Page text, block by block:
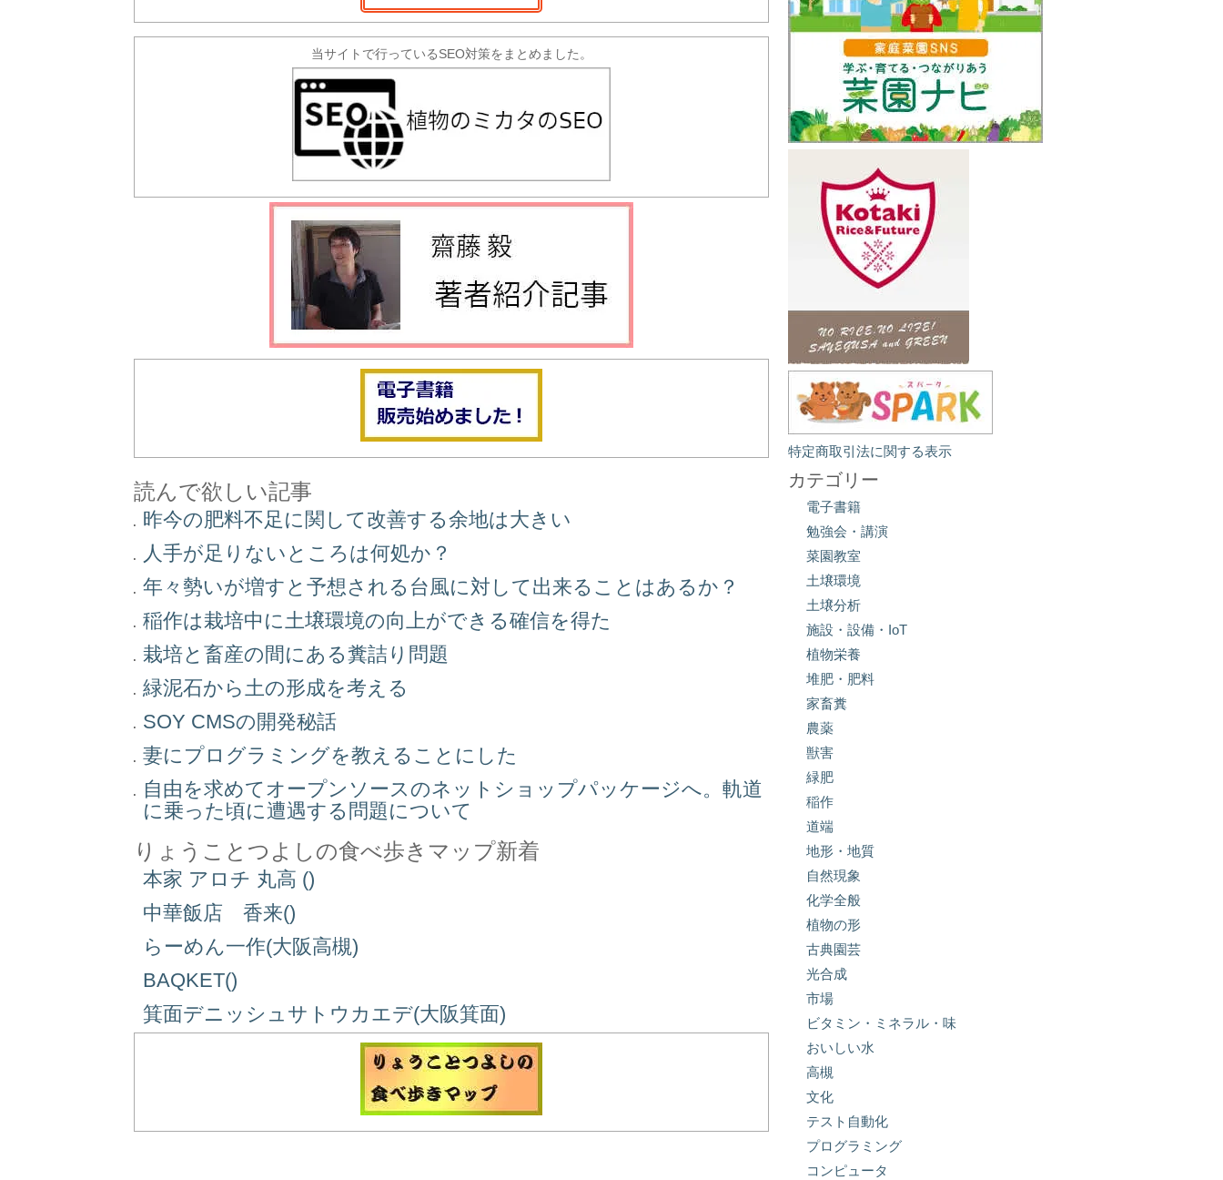
当サイトで行っているSEO対策をまとめました。
読んで欲しい記事
昨今の肥料不足に関して改善する余地は大きい
人手が足りないところは何処か？
年々勢いが増すと予想される台風に対して出来ることはあるか？
稲作は栽培中に土壌環境の向上ができる確信を得た
栽培と畜産の間にある糞詰り問題
緑泥石から土の形成を考える
SOY CMSの開発秘話
妻にプログラミングを教えることにした
自由を求めてオープンソースのネットショップパッケージへ。軌道
に乗った頃に遭遇する問題について
りょうことつよしの食べ歩きマップ新着
本家 アロチ 丸高 ()
中華飯店 香来()
らーめん一作(大阪高槻)
BAQKET()
箕面デニッシュサトウカエデ(大阪箕面)
特定商取引法に関する表示
カテゴリー
電子書籍
勉強会・講演
菜園教室
土壌環境
土壌分析
施設・設備・IoT
植物栄養
堆肥・肥料
家畜糞
農薬
獣害
緑肥
稲作
道端
地形・地質
自然現象
化学全般
植物の形
古典園芸
光合成
市場
ビタミン・ミネラル・味
おいしい水
高槻
文化
テスト自動化
プログラミング
コンピュータ